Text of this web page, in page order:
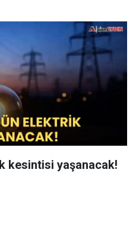
kesintisi yaşanacak!